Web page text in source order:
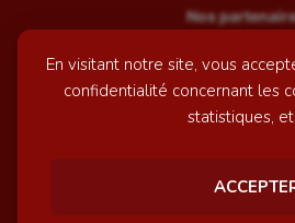
En visitant notre site, vous
confidentialité concernant les
statistiques,
Nos
Recrutement
Mentions